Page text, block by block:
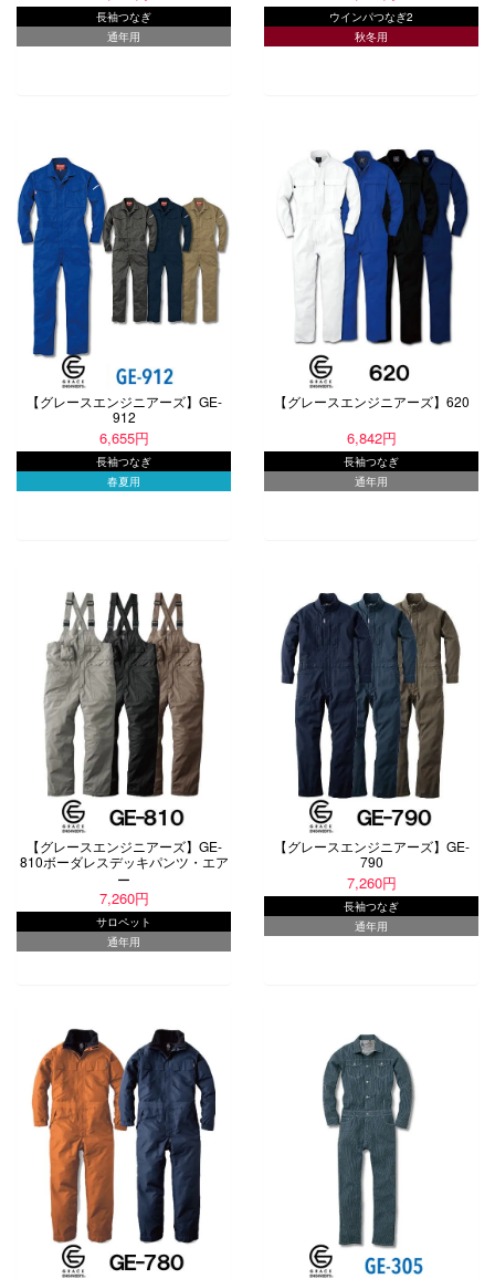
長袖つなぎ
通年用
ウインパつなぎ2
秋冬用
【グレースエンジニアーズ】GE-
912
6,655円
長袖つなぎ
春夏用
【グレースエンジニアーズ】620
6,842円
長袖つなぎ
通年用
【グレースエンジニアーズ】GE-
810ボーダレスデッキパンツ・エア
ー
7,260円
サロペット
通年用
【グレースエンジニアーズ】GE-
790
7,260円
長袖つなぎ
通年用